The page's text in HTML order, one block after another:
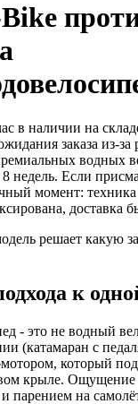
в наличии на
заказа из-
водных
недель. Если
момент:
доставка
решает какую
к
- это не водный
(катамаран с
который
крыле. Ощущение
парением на